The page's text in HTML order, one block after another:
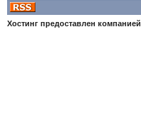
Хостинг предоставлен компанией